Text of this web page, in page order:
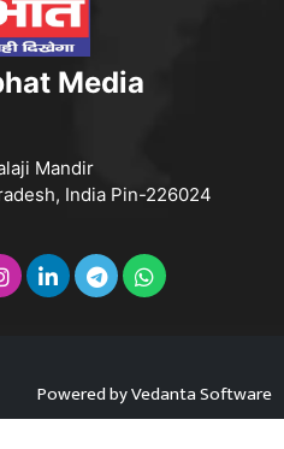
Media
Mandir
India Pin-226024
Powered byVedanta Software